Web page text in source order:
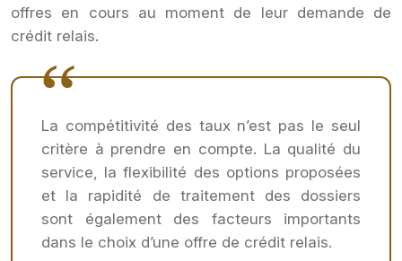
offres en cours au moment de leur demande de
crédit relais.
La compétitivité des taux n’est pas le seul
critère à prendre en compte. La qualité du
service, la flexibilité des options proposées
et la rapidité de traitement des dossiers
sont également des facteurs importants
dans le choix d’une offre de crédit relais.